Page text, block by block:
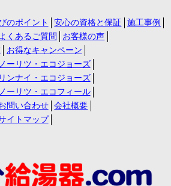
のポイント 安心の資格と保証
施工事例
よくあるご質問
お客様の声
お得なキャンペーン
ノーリツ・エコジョーズ
リンナイ・エコジョーズ
ノーリツ・エコフィール
問い合わせ
会社概要
イトマップ